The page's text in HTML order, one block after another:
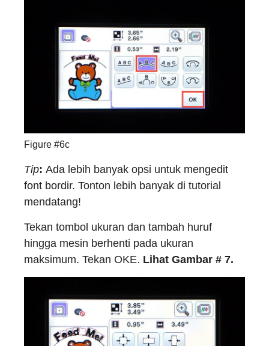
Figure #6c
Tip: Ada lebih banyak opsi untuk mengedit
font bordir. Tonton lebih banyak di tutorial
mendatang!
Tekan tombol ukuran dan tambah huruf
hingga mesin berhenti pada ukuran
maksimum. Tekan OKE. Lihat Gambar # 7.